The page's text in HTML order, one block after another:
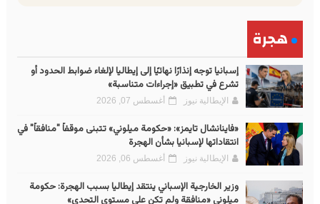
هجرة
إسبانيا توجه إنذارًا نهائيًا إلى إيطاليا لإلغاء ضوابط الحدود أو
تشرع في تطبيق «إجراءات متناسبة»
الإيطالية نيوز أغسطس 07, 2026
«فاينانشال تايمز»: «حكومة ميلوني» تتبنى موقفاً "منافقاً" في
انتقاداتها لإسبانيا بشأن الهجرة
الإيطالية نيوز أغسطس 06, 2026
وزير الخارجية الإسباني ينتقد إيطاليا بسبب الهجرة: حكومة
ميلوني «منافقة ولم تكن على مستوى التحدي»